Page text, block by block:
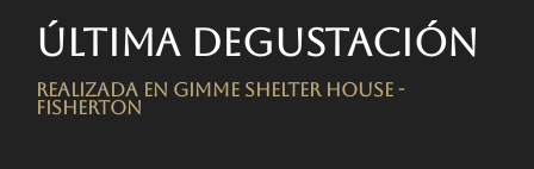
Última degustación
Realizada en Gimme Shelter House -
FISHERTON